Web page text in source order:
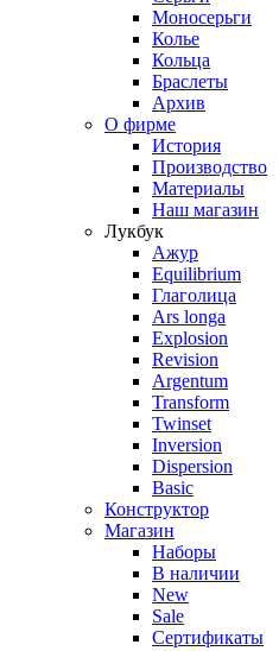
Моносерьги
Колье
Кольца
Браслеты
Архив
О фирме
История
Производство
Материалы
Наш магазин
Лукбук
Ажур
Equilibrium
Глаголица
Ars longa
Explosion
Revision
Argentum
Transform
Twinset
Inversion
Dispersion
Basic
Конструктор
Магазин
Наборы
В наличии
New
Sale
Сертификаты